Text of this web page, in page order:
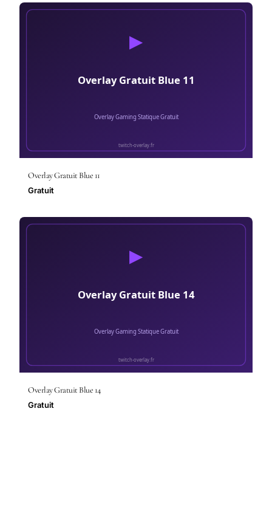
Overlay Gratuit Blue 11
Gratuit
Overlay Gratuit Blue 14
Gratuit